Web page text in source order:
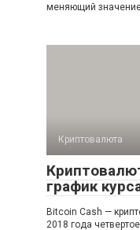
меняющий
Криптовалюта
график
Bitcoin Cash —
2018 года